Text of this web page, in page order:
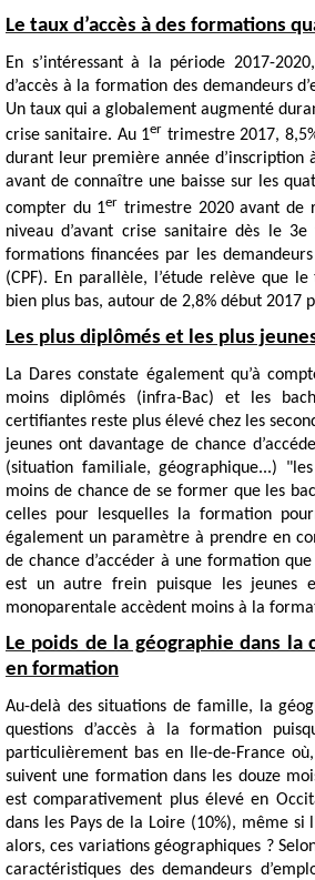
Le taux d’accès à des formations
En s’intéressant à la période 2017-
d’accès à la formation des demandeurs
Un taux qui a globalement augmenté
crise sanitaire. Au 1er trimestre 2017,
durant leur première année d’inscription
avant de connaître une baisse sur les
compter du 1er trimestre 2020 avant de
niveau d’avant crise sanitaire dès le
formations financées par les
(CPF). En parallèle, l’étude relève que
bien plus bas, autour de 2,8% début 2017
Les plus diplômés et les plus
La Dares constate également qu’à
moins diplômés (infra-Bac) et les
certifiantes reste plus élevé chez les
jeunes ont davantage de chance
(situation familiale, géographique...)
moins de chance de se former que les
celles pour lesquelles la formation
également un paramètre à prendre en
de chance d’accéder à une formation
est un autre frein puisque les jeunes
monoparentale accèdent moins à la
Le poids de la géographie dans
en formation
Au-delà des situations de famille, la
questions d’accès à la formation
particulièrement bas en Ile-de-France
suivent une formation dans les douze
est comparativement plus élevé en
dans les Pays de la Loire (10%), même si
alors, ces variations géographiques ?
caractéristiques des demandeurs